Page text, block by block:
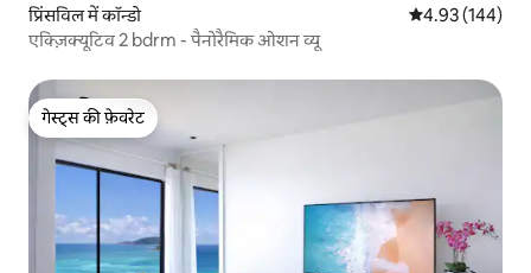
प्रिंसविल में कॉन्डो औसत रेटिंग 5 में से
4.93 (144)
एक्ज़िक्यूटिव 2 bdrm - पैनोरैमिक ओशन व्यू
गेस्ट्स की फ़ेवरेट
गेस्ट्स की फ़ेवरेट